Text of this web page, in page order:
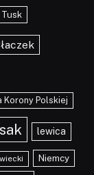
Tusk
Korony Polskiej
lewica
Niemcy